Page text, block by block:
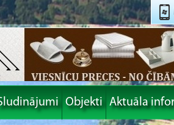
Objekti Aktuāla